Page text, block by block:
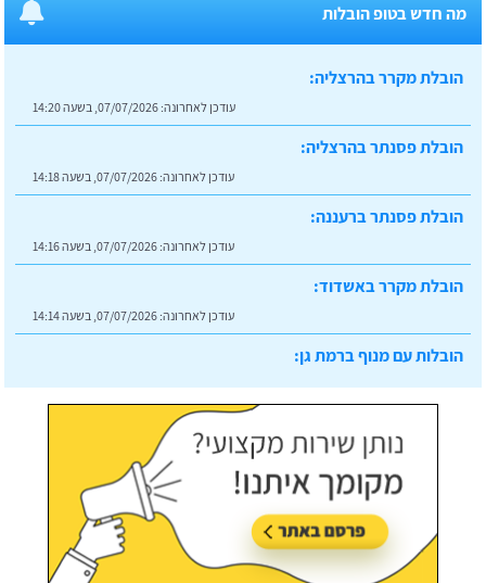
מה חדש בטופ הובלות
הובלת מקרר בהרצליה:
הובלת פסנתר בהרצליה:
07/07/2026, בשעה 14:18
הובלת פסנתר ברעננה:
07/07/2026, בשעה 14:16
הובלת מקרר באשדוד:
07/07/2026, בשעה 14:14
הובלות עם מנוף ברמת גן:
07/07/2026, בשעה 14:23